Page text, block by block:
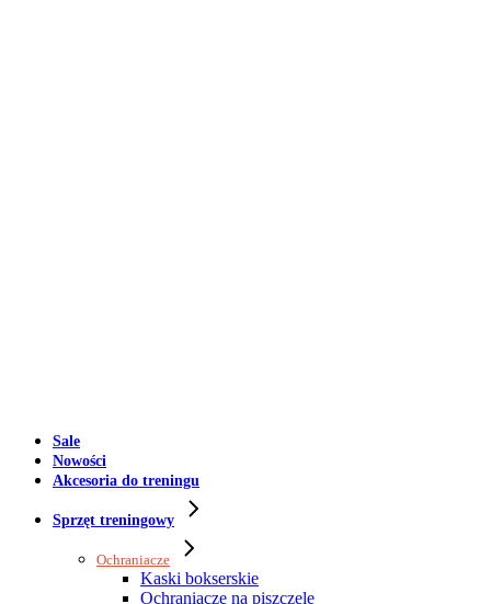
Sale
Nowości
Akcesoria do treningu
Sprzęt treningowy
Ochraniacze
Kaski bokserskie
Ochraniacze na piszczele